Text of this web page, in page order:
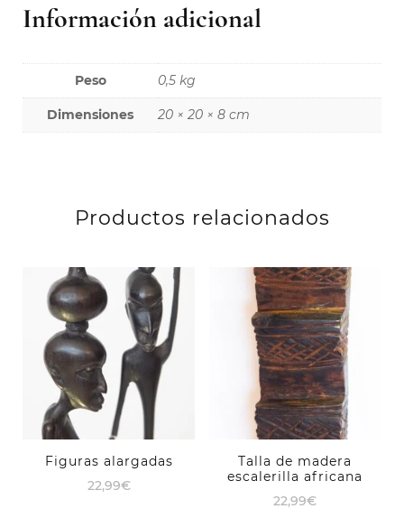
Información adicional
Peso 0,5 kg
Dimensiones 20 × 20 × 8 cm
Productos relacionados
Figuras alargadas
22,99€
Talla de madera
escalerilla africana
22,99€